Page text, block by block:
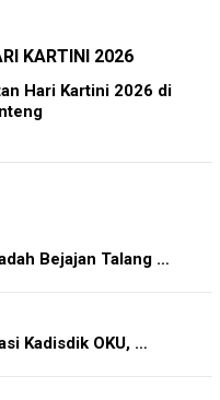
KARTINI 2026
Hari Kartini 2026 di
Bejajan Talang …
Kadisdik OKU, …